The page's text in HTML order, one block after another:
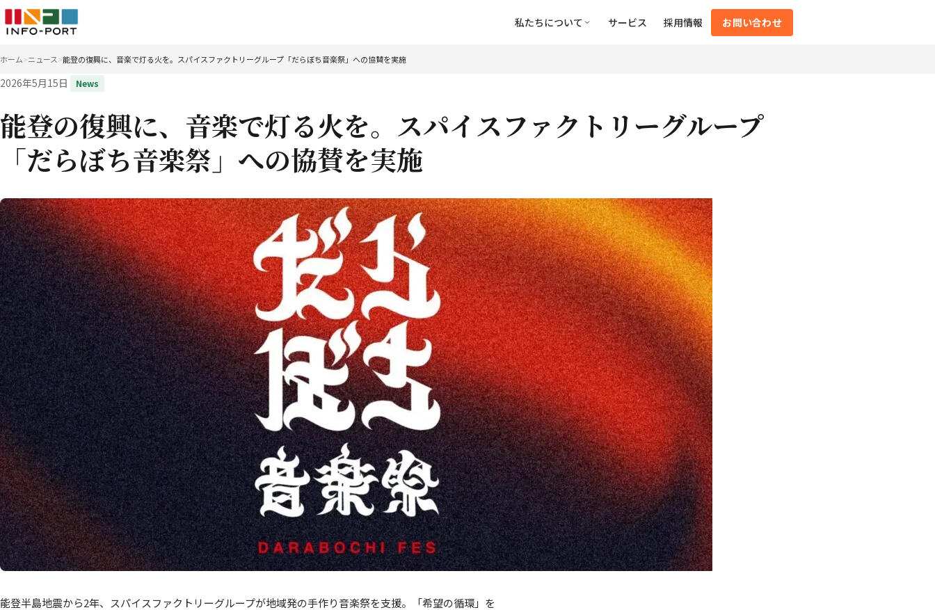
私たちについて サービス 採用情報 お問い合わせ
ホーム ニュース 能登の復興に、音楽で灯る火を。スパイスファクトリーグループ「だらぼち音楽祭」への協賛を実施
2026年5月15日 News
能登の復興に、音楽で灯る火を。スパイスファクトリーグループ
「だらぼち音楽祭」への協賛を実施
能登半島地震から2年、スパイスファクトリーグループが地域発の手作り音楽祭を支援。「希望の循環」を